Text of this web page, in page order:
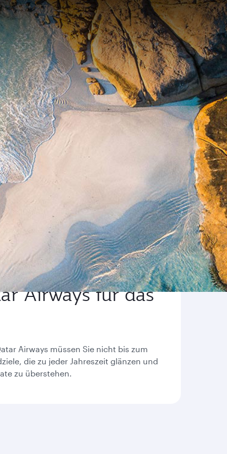
DE Anmelden | Mitglied werden
Airways für das
Airways müssen Sie nicht bis zum
die zu jeder Jahreszeit glänzen und
zu überstehen.